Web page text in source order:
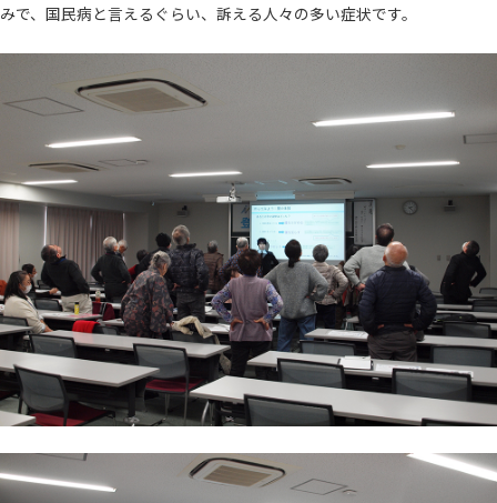
みで、国民病と言えるぐらい、訴える人々の多い症状です。